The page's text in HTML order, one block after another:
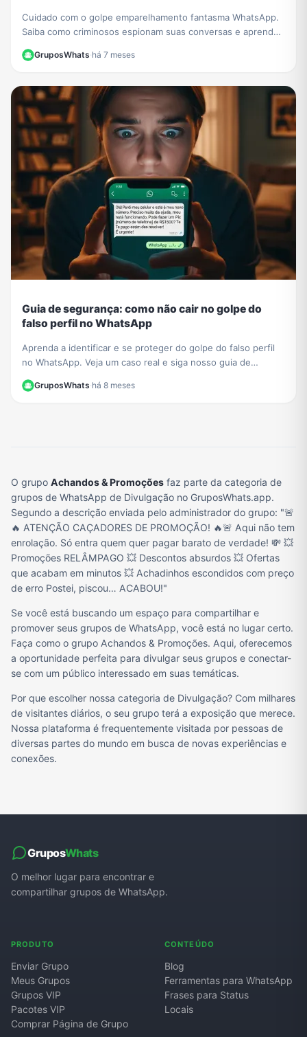
Cuidado com o golpe emparelhamento fantasma WhatsApp.
Saiba como criminosos espionam suas conversas e aprenda
GruposWhats·há 7 meses
Guia de segurança: como não cair no golpe do
falso perfil no WhatsApp
Aprenda a identificar e se proteger do golpe do falso perfil
no WhatsApp. Veja um caso real e siga nosso guia de
GruposWhats·há 8 meses
O grupo Achandos & Promoções faz parte da categoria de
grupos de WhatsApp de Divulgação no GruposWhats.app.
Segundo a descrição enviada pelo administrador do grupo: "🚨
🔥 ATENÇÃO CAÇADORES DE PROMOÇÃO! 🔥🚨 Aqui não tem
enrolação. Só entra quem quer pagar barato de verdade! 💸 💥
Promoções RELÂMPAGO 💥 Descontos absurdos 💥 Ofertas
que acabam em minutos 💥 Achadinhos escondidos com preço
de erro Postei, piscou… ACABOU!"
Se você está buscando um espaço para compartilhar e
promover seus grupos de WhatsApp, você está no lugar certo.
Faça como o grupo Achandos & Promoções. Aqui, oferecemos
a oportunidade perfeita para divulgar seus grupos e conectar-
se com um público interessado em suas temáticas.
Por que escolher nossa categoria de Divulgação? Com milhares
de visitantes diários, o seu grupo terá a exposição que merece.
Nossa plataforma é frequentemente visitada por pessoas de
diversas partes do mundo em busca de novas experiências e
conexões.
GruposWhats
O melhor lugar para encontrar e
compartilhar grupos de WhatsApp.
PRODUTO
Enviar Grupo
Meus Grupos
Grupos VIP
Pacotes VIP
Comprar Página de Grupo
CONTEÚDO
Blog
Ferramentas para WhatsApp
Frases para Status
Locais